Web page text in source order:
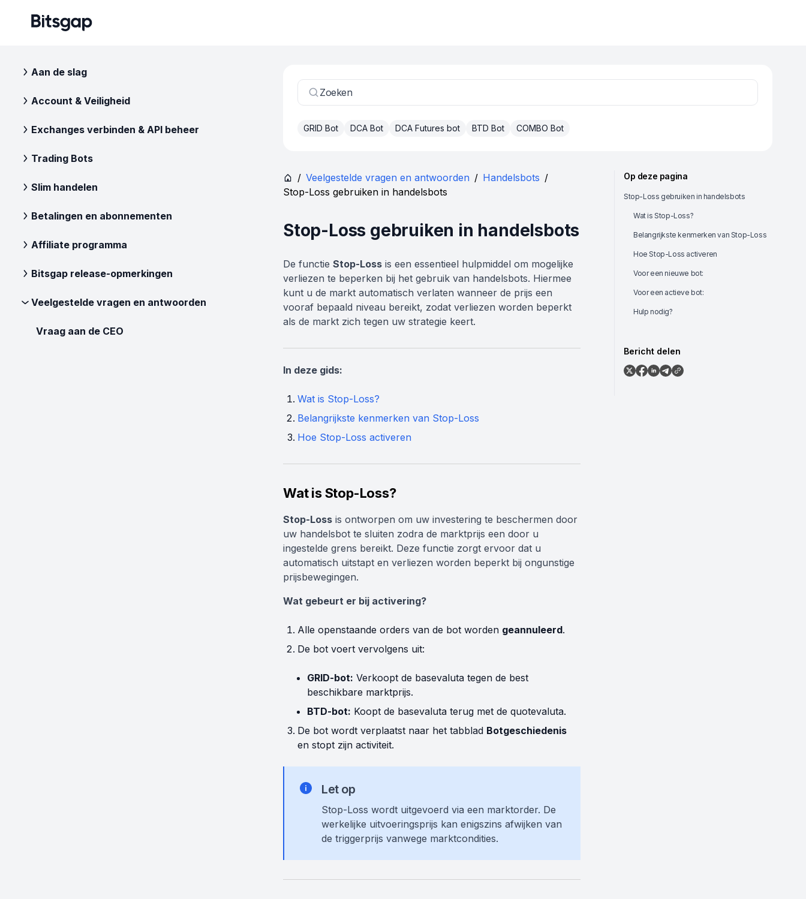
Aan de slag
Account & Veiligheid
Exchanges verbinden & API beheer
Trading Bots
Slim handelen
Betalingen en abonnementen
Affiliate programma
Bitsgap release-opmerkingen
Veelgestelde vragen en antwoorden
Vraag aan de CEO
Zoeken
GRID Bot DCA Bot DCA Futures bot BTD Bot COMBO Bot
/ Veelgestelde vragen en antwoorden / Handelsbots /
Stop-Loss gebruiken in handelsbots
Stop-Loss gebruiken in handelsbots
De functie Stop-Loss is een essentieel hulpmiddel om mogelijke
verliezen te beperken bij het gebruik van handelsbots. Hiermee
kunt u de markt automatisch verlaten wanneer de prijs een
vooraf bepaald niveau bereikt, zodat verliezen worden beperkt
als de markt zich tegen uw strategie keert.
In deze gids:
Wat is Stop-Loss?
Belangrijkste kenmerken van Stop-Loss
Hoe Stop-Loss activeren
Wat is Stop-Loss?
Stop-Loss is ontworpen om uw investering te beschermen door
uw handelsbot te sluiten zodra de marktprijs een door u
ingestelde grens bereikt. Deze functie zorgt ervoor dat u
automatisch uitstapt en verliezen worden beperkt bij ongunstige
prijsbewegingen.
Wat gebeurt er bij activering?
Alle openstaande orders van de bot worden geannuleerd.
De bot voert vervolgens uit:
GRID-bot: Verkoopt de basevaluta tegen de best
beschikbare marktprijs.
BTD-bot: Koopt de basevaluta terug met de quotevaluta.
De bot wordt verplaatst naar het tabblad Botgeschiedenis
en stopt zijn activiteit.
Let op
Stop-Loss wordt uitgevoerd via een marktorder. De
werkelijke uitvoeringsprijs kan enigszins afwijken van
de triggerprijs vanwege marktcondities.
Op deze pagina
Stop-Loss gebruiken in handelsbots
Wat is Stop-Loss?
Belangrijkste kenmerken van Stop-Loss
Hoe Stop-Loss activeren
Voor een nieuwe bot:
Voor een actieve bot:
Hulp nodig?
Bericht delen